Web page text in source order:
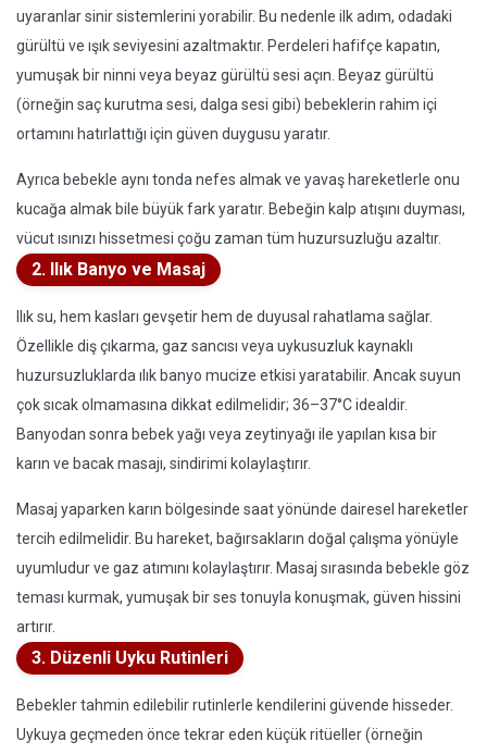
uyaranlar sinir sistemlerini yorabilir. Bu nedenle ilk adım, odadaki
gürültü ve ışık seviyesini azaltmaktır. Perdeleri hafifçe kapatın,
yumuşak bir ninni veya beyaz gürültü sesi açın. Beyaz gürültü
(örneğin saç kurutma sesi, dalga sesi gibi) bebeklerin rahim içi
ortamını hatırlattığı için güven duygusu yaratır.
Ayrıca bebekle aynı tonda nefes almak ve yavaş hareketlerle onu
kucağa almak bile büyük fark yaratır. Bebeğin kalp atışını duyması,
vücut ısınızı hissetmesi çoğu zaman tüm huzursuzluğu azaltır.
2. Ilık Banyo ve Masaj
Ilık su, hem kasları gevşetir hem de duyusal rahatlama sağlar.
Özellikle diş çıkarma, gaz sancısı veya uykusuzluk kaynaklı
huzursuzluklarda ılık banyo mucize etkisi yaratabilir. Ancak suyun
çok sıcak olmamasına dikkat edilmelidir; 36–37°C idealdir.
Banyodan sonra bebek yağı veya zeytinyağı ile yapılan kısa bir
karın ve bacak masajı, sindirimi kolaylaştırır.
Masaj yaparken karın bölgesinde saat yönünde dairesel hareketler
tercih edilmelidir. Bu hareket, bağırsakların doğal çalışma yönüyle
uyumludur ve gaz atımını kolaylaştırır. Masaj sırasında bebekle göz
teması kurmak, yumuşak bir ses tonuyla konuşmak, güven hissini
artırır.
3. Düzenli Uyku Rutinleri
Bebekler tahmin edilebilir rutinlerle kendilerini güvende hisseder.
Uykuya geçmeden önce tekrar eden küçük ritüeller (örneğin